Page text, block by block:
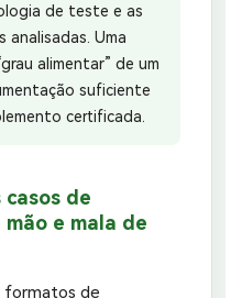
de teste e as
analisadas. Uma
alimentar” de um
suficiente
certificada.
de
e mala de
formatos de